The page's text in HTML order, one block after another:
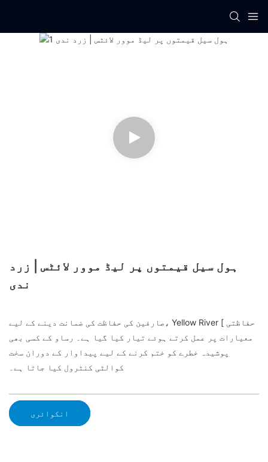
ہول سیل قیمتوں پر لیڈ موور لائٹس | زرد
ندی
صارفین کی حفاظت کی ضمانت دینے کے لیے، Yellow River [ حفاظتی
معیارات پر عمل کرتے ہوئے تیار کیا گیا ہے۔ رساو کے کسی بھی
پوشیدہ خطرے کو ختم کرنے کے لیے پیداوار کے دوران سخت
کوالٹی کنٹرول کیا جاتا ہے۔
انکوائری